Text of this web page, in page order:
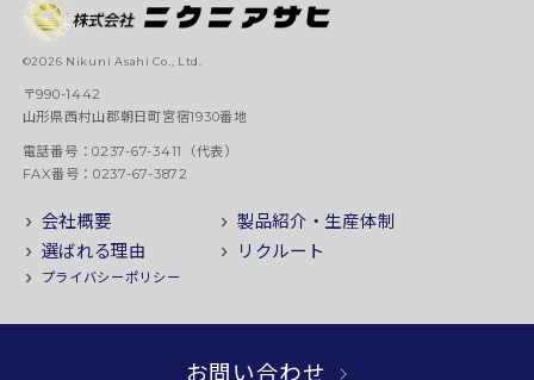
©2026 Nikuni Asahi Co., Ltd.
〒990-1442
山形県西村山郡朝日町宮宿1930番地
電話番号：0237-67-3411（代表）
FAX番号：0237-67-3872
会社概要
製品紹介・生産体制
選ばれる理由
リクルート
プライバシーポリシー
お問い合わせ